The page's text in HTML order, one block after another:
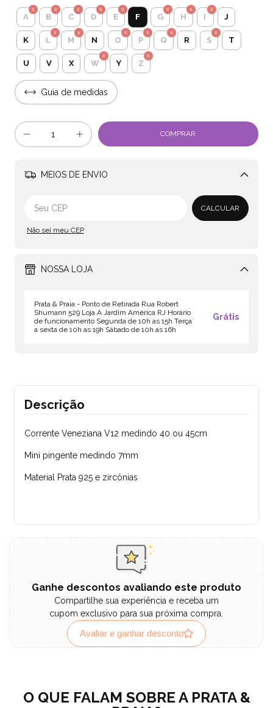
A B C D E F G H I J
K L M N O P Q R S T
U V X W Y Z
Guia de medidas
MEIOS DE ENVIO
Alterar CEP
CALCULAR
Não sei meu CEP
NOSSA LOJA
Prata & Praia - Ponto de Retirada Rua Robert
Shumann 529 Loja A Jardim América RJ Horário
de funcionamento Segunda de 10h as 15h Terça
a sexta de 10h as 19h Sábado de 10h as 16h
Grátis
Descrição
Corrente Veneziana V12 medindo 40 ou 45cm
Mini pingente medindo 7mm
Material Prata 925 e zircônias
Ganhe descontos avaliando este produto
Compartilhe sua experiência e receba um
cupom exclusivo para sua próxima compra.
Avaliar e ganhar desconto
O QUE FALAM SOBRE A PRATA &